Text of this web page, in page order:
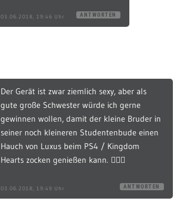
03.06.2018, 19:46 Uhr ANTWORTEN
Der Gerät ist zwar ziemlich sexy, aber als
gute große Schwester würde ich gerne
gewinnen wollen, damit der kleine Bruder in
seiner noch kleineren Studentenbude einen
Hauch von Luxus beim PS4 / Kingdom
Hearts zocken genießen kann. 🤷🏽‍♀
03.06.2018, 19:49 Uhr ANTWORTEN